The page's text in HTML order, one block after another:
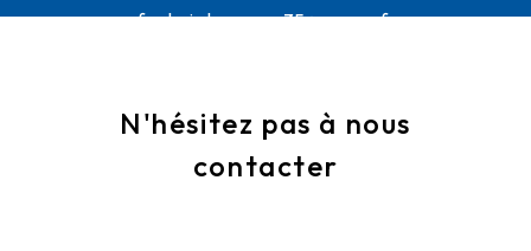
frederic.lemoussu35@orange.fr
N'hésitez pas à nous
contacter